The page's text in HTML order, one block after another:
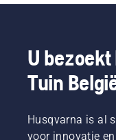
U
Tuin
Husqvarna is al
voor innovatie